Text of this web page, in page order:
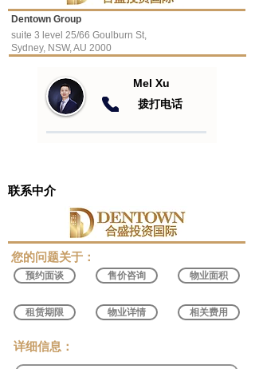
Dentown Group
suite 3 level 25/66 Goulburn St,
Sydney, NSW, AU 2000
Mel Xu
​拨打电话
联系中介
​您的问题关于：
预约面谈
租赁期限
售价咨询
物业详情
物业面积
相关费用
​详细信息：